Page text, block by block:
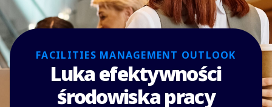
FACILITIES MANAGEMENT OUTLOOK
Luka efektywności
środowiska pracy